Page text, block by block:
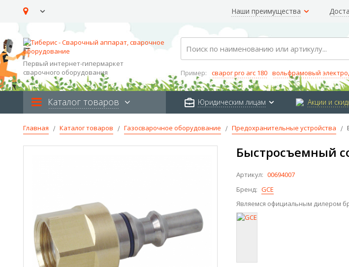
Наши преимущества
Первый интернет-гипермаркет
сварочного оборудования
Search
Пример: сварог pro arc 180 вольфрамовый
Каталог товаров Юридическим лицам Акции и
Главная Каталог товаров Газосварочное оборудование Предохранительные устройства
Быстросъемный
Артикул: 00694007
Бренд: GCE
Являемся официальным дилером